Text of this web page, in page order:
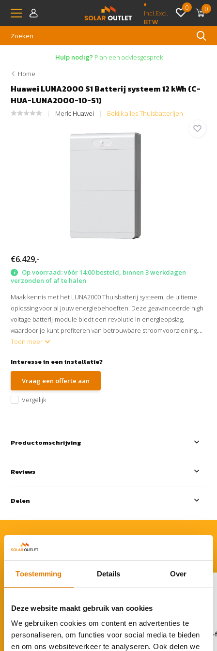
Toestemming Details Over
Deze website maakt gebruik van cookies
We gebruiken cookies om content en advertenties te
personaliseren, om functies voor social media te bieden
en om ons websiteverkeer te analyseren. Ook delen we
Incl.Excl.
BTW
0 0
Hulp nodig? Plan een adviesgesprek
Home
Huawei LUNA2000 S1 Batterij systeem 12 kWh (C-
HUA-LUNA2000-10-S1)
Merk: Huawei Bekijk alles Thuisbatterijen
€6.429,-
Op voorraad: vóór 14:00 besteld, binnen 3 werkdagen
verzonden of af te halen
Maak kennis met het LUNA2000 Thuisbatterij systeem, de ultieme
oplossing voor al jouw energiebehoeften. Deze geavanceerde high
voltage batterij-module biedt een revolutie in energieopslag,
waardoor je kunt profiteren van betrouwbare stroomvoorziening....
Toon meer
Interesse in een installatie?
Vraag een offerte aan
Vergelijk
Productomschrijving
Reviews
Delen
ACCESSOIRES
Rond je aankoop af
Huawei SmartGuard 1-fase Huawei SmartGuard 3-